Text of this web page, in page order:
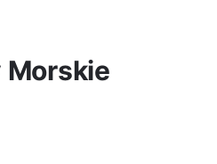
Morskie